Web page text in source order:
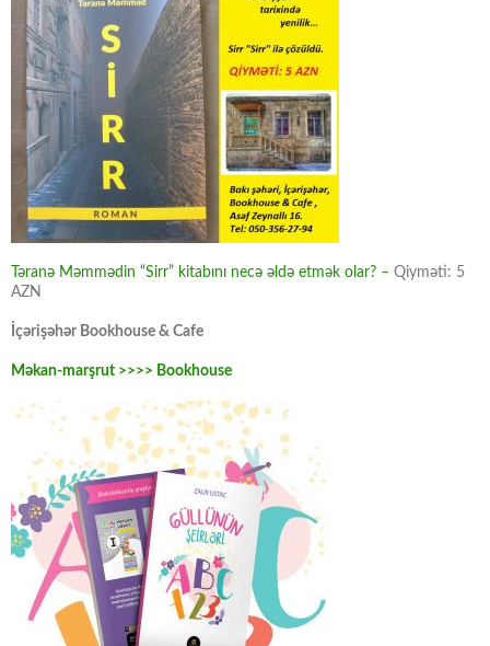
Təranə Məmmədin “Sirr” kitabını necə əldə etmək olar? – Qiyməti: 5
AZN
İçərişəhər Bookhouse & Cafe
Məkan-marşrut >>>> Bookhouse